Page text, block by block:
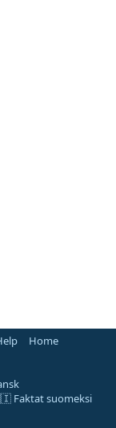
Home
Faktat suomeksi